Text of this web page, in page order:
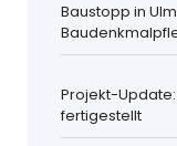
Baustopp in
Projekt-
fertigestellt